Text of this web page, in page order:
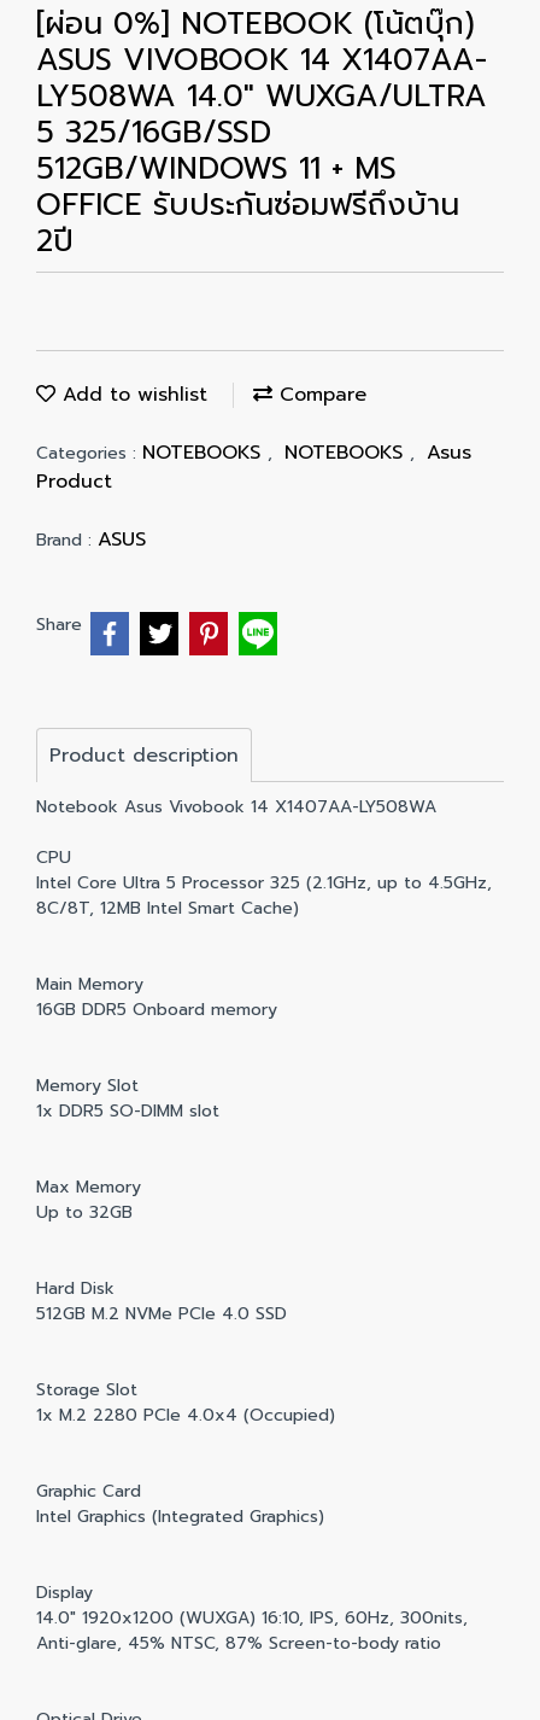
[ผ่อน 0%] NOTEBOOK (โน้ตบุ๊ก)
ASUS VIVOBOOK 14 X1407AA-
LY508WA 14.0" WUXGA/ULTRA
5 325/16GB/SSD
512GB/WINDOWS 11 + MS
OFFICE รับประกันซ่อมฟรีถึงบ้าน
2ปี
Add to wishlist Compare
Categories : NOTEBOOKS , NOTEBOOKS , Asus
Product
Brand : ASUS
Share
Product description
Notebook Asus Vivobook 14 X1407AA-LY508WA
CPU
Intel Core Ultra 5 Processor 325 (2.1GHz, up to 4.5GHz,
8C/8T, 12MB Intel Smart Cache)
Main Memory
16GB DDR5 Onboard memory
Memory Slot
1x DDR5 SO-DIMM slot
Max Memory
Up to 32GB
Hard Disk
512GB M.2 NVMe PCIe 4.0 SSD
Storage Slot
1x M.2 2280 PCIe 4.0x4 (Occupied)
Graphic Card
Intel Graphics (Integrated Graphics)
Display
14.0" 1920x1200 (WUXGA) 16:10, IPS, 60Hz, 300nits,
Anti-glare, 45% NTSC, 87% Screen-to-body ratio